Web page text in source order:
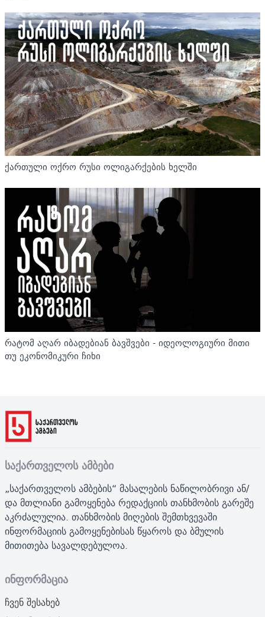
ქართული ოქრო რუსი ოლიგარქების ხელში
რატომ აღარ იბადებიან ბავშვები - იდეოლოგიური მითი
თუ ეკონომიკური ჩიხი
საქართველოს ამბები
„საქართველოს ამბების“ მასალების ნაწილობრივი ან/
და მთლიანი გამოყენება რედაქციის თანხმობის გარეშე
აკრძალულია. თანხმობის მიღების შემთხვევაში
ინფორმაციის გამოყენებისას წყაროს და ბმულის
მითითება სავალდებულოა.
ინფორმაცია
ჩვენ შესახებ